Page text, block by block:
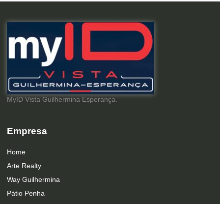
MyID Vista Guilhermina Esperança.
Empresa
Home
Arte Realty
Way Guilhermina
Pátio Penha